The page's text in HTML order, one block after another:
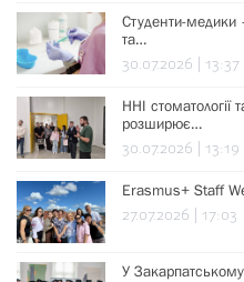
Студенти-медики
та…
30.07.2026 | 13:37
ННІ
розширює…
30.07.2026 | 13:19
Erasmus+ Staff
27.07.2026 | 17:03
У